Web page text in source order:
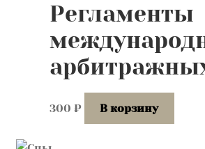
Регламенты
300 ₽ В корзину